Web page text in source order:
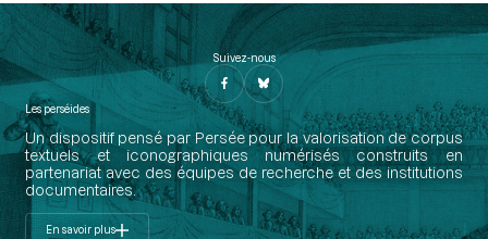
Suivez-nous
Les perséides
Un dispositif pensé par Persée pour la valorisation de corpus
textuels et iconographiques numérisés construits en
partenariat avec des équipes de recherche et des institutions
documentaires.
En savoir plus